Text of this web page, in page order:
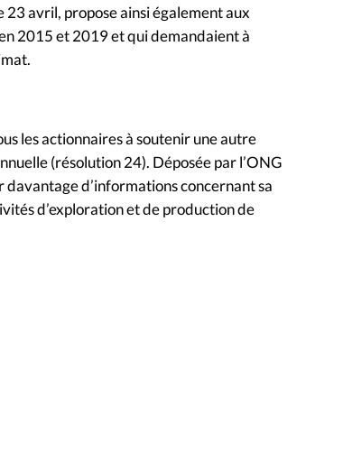
23 avril, propose ainsi également aux
2015 et 2019 et qui demandaient à
les actionnaires à soutenir une autre
(résolution 24). Déposée par l’ONG
davantage d’informations concernant sa
d’exploration et de production de